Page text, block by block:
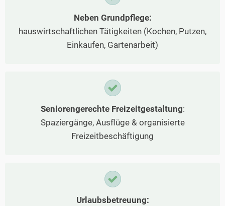
Neben Grundpflege:
hauswirtschaftlichen Tätigkeiten (Kochen, Putzen,
Einkaufen, Gartenarbeit)
Seniorengerechte Freizeitgestaltung:
Spaziergänge, Ausflüge & organisierte
Freizeitbeschäftigung
Urlaubsbetreuung: